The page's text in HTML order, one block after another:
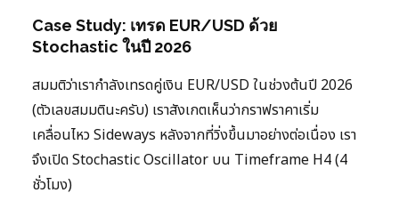
Case Study: เทรด EUR/USD ด้วย
Stochastic ในปี 2026
สมมติว่าเรากำลังเทรดคู่เงิน EUR/USD ในช่วงต้นปี 2026
(ตัวเลขสมมตินะครับ) เราสังเกตเห็นว่ากราฟราคาเริ่ม
เคลื่อนไหว Sideways หลังจากที่วิ่งขึ้นมาอย่างต่อเนื่อง เรา
จึงเปิด Stochastic Oscillator บน Timeframe H4 (4
ชั่วโมง)